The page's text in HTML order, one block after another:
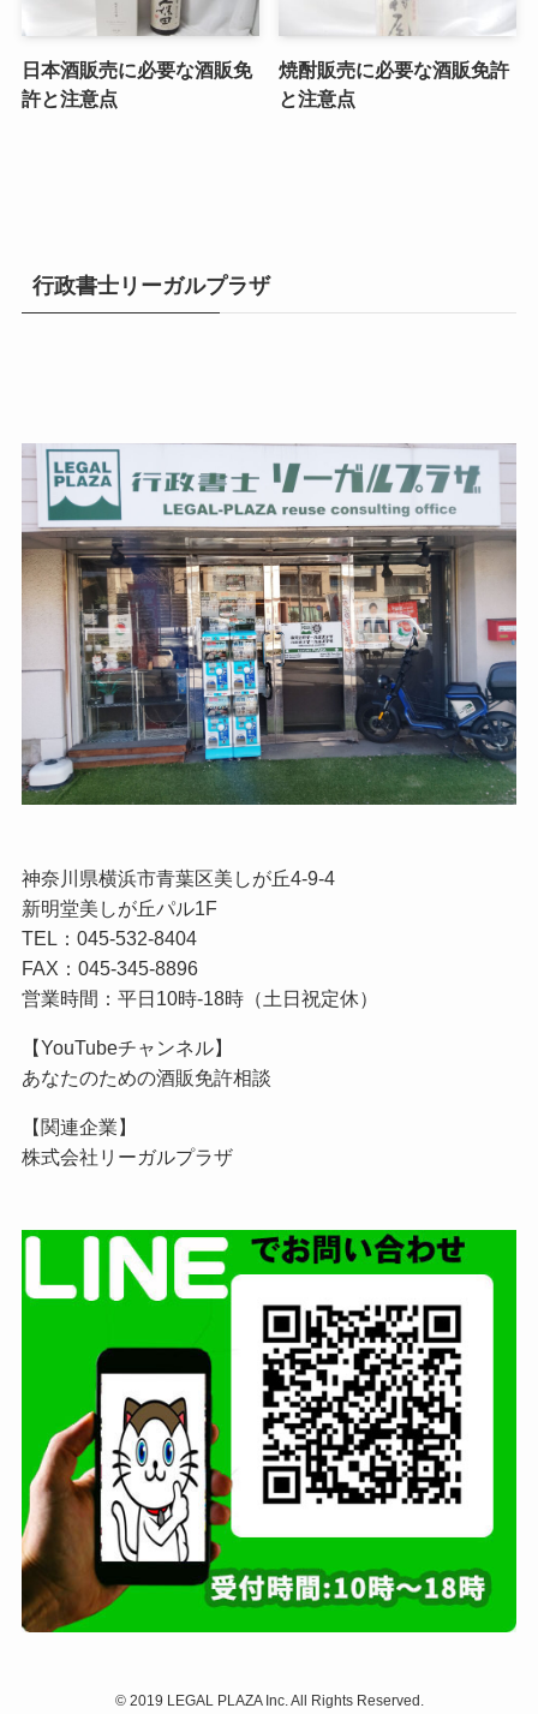
日本酒販売に必要な酒販免
許と注意点
焼酎販売に必要な酒販免許
と注意点
行政書士リーガルプラザ
神奈川県横浜市青葉区美しが丘4-9-4
新明堂美しが丘パル1F
TEL：045-532-8404
FAX：045-345-8896
営業時間：平日10時-18時（土日祝定休）
【YouTubeチャンネル】
あなたのための酒販免許相談
【関連企業】
株式会社リーガルプラザ
©2019 LEGAL PLAZA Inc. All Rights Reserved.